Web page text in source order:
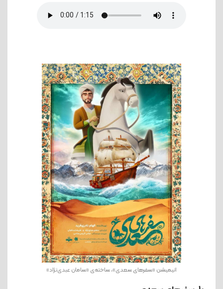
انیمیشن «سفرهای سعدی»، ساخته‌ی «سامان عبدی‌نژاد»